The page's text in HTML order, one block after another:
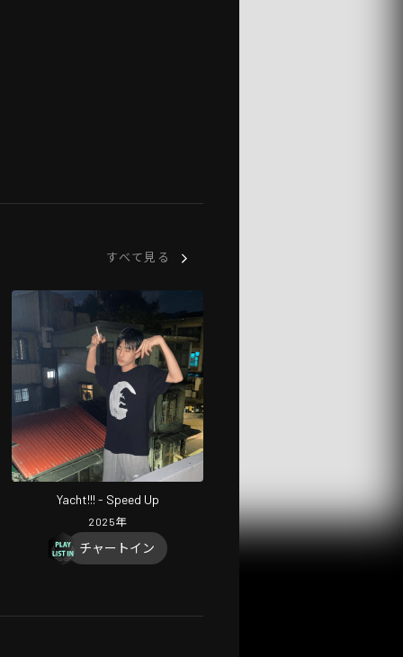
すべて見る
Yacht!!! - Speed Up
2025年
チャートイン